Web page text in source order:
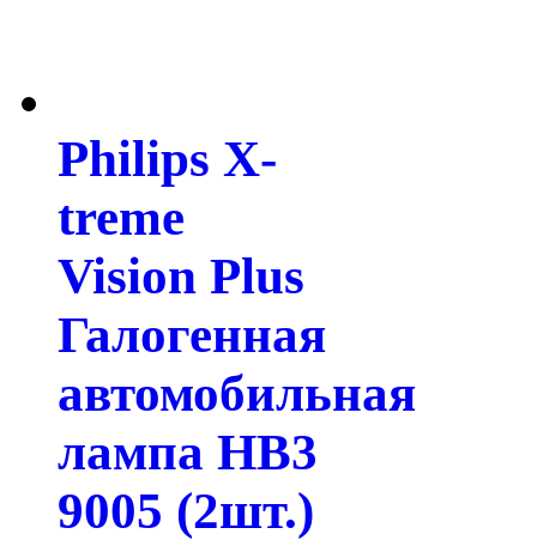
Philips X-
treme
Vision Plus
Галогенная
автомобильная
лампа HB3
9005 (2шт.)